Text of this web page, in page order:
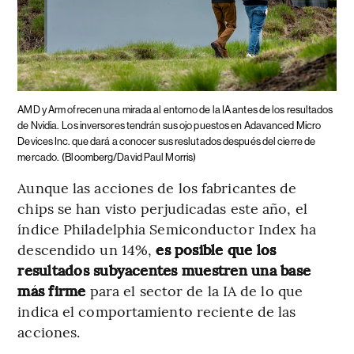
AMD y Arm ofrecen una mirada al entorno de la IA antes de los resultados
de Nvidia. Los inversores tendrán sus ojo puestos en Adavanced Micro
Devices Inc. que dará a conocer sus reslutados después del cierre de
mercado. (Bloomberg/David Paul Morris)
Aunque las acciones de los fabricantes de
chips se han visto perjudicadas este año, el
índice Philadelphia Semiconductor Index ha
descendido un 14%,es posible que los
resultados subyacentes muestren una base
más firme para el sector de la IA de lo que
indica el comportamiento reciente de las
acciones.